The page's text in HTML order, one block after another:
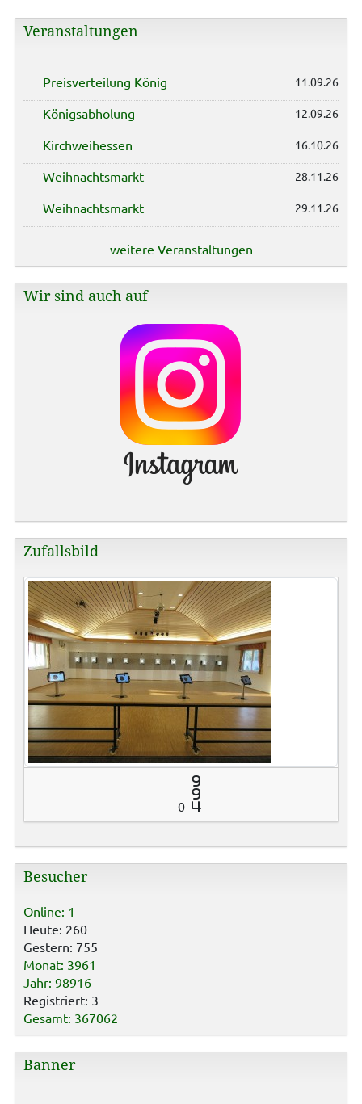
Veranstaltungen
Preisverteilung König 11.09.26
Königsabholung 12.09.26
Kirchweihessen 16.10.26
Weihnachtsmarkt 28.11.26
Weihnachtsmarkt 29.11.26
weitere Veranstaltungen
Wir sind auch auf
Zufallsbild
0
9
9
4
Besucher
Online: 1
Heute: 260
Gestern: 755
Monat: 3961
Jahr: 98916
Registriert: 3
Gesamt: 367062
Banner